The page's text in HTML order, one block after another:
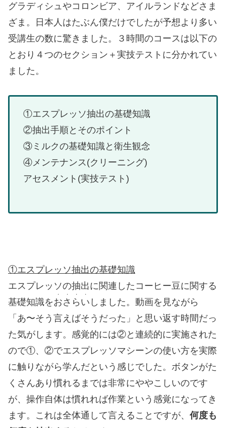
グラディシュやコロンビア、アイルランドなどさま
ざま。日本人はたぶん僕だけでしたが予想より多い
受講生の数に驚きました。３時間のコースは以下の
とおり４つのセクション＋実技テストに分かれてい
ました。
①エスプレッソ抽出の基礎知識
②抽出手順とそのポイント
③ミルクの基礎知識と衛生観念
④メンテナンス(クリーニング)
アセスメント(実技テスト)
①エスプレッソ抽出の基礎知識
エスプレッソの抽出に関連したコーヒー豆に関する
基礎知識をおさらい
・・・・
しました。動画を見ながら
「あ〜そう言えばそうだった」と思い返す時間だっ
た気がします。感覚的には②と連続的に実施された
ので①、②でエスプレッソマシーンの使い方を実際
に触りながら学んだという感じでした。ボタンがた
くさんあり慣れるまでは非常にややこしいのです
が、操作自体は慣れれば作業という感覚になってき
ます。これは全体通して言えることですが、 何度も